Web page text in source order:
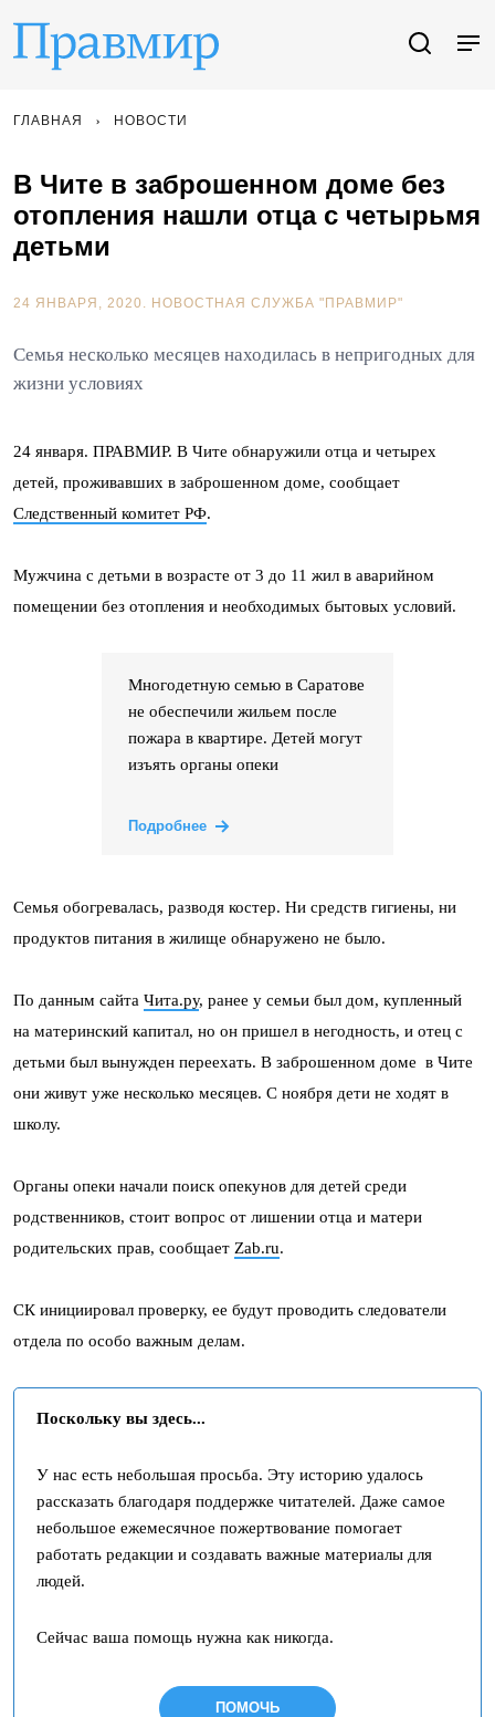
ГЛАВНАЯ НОВОСТИ
В Чите в заброшенном доме без
отопления нашли отца с четырьмя
детьми
24 ЯНВАРЯ, 2020. НОВОСТНАЯ СЛУЖБА "ПРАВМИР"
Семья несколько месяцев находилась в непригодных для
жизни условиях
24 января. ПРАВМИР. В Чите обнаружили отца и четырех
детей, проживавших в заброшенном доме, сообщает
Следственный комитет РФ.
Мужчина с детьми в возрасте от 3 до 11 жил в аварийном
помещении без отопления и необходимых бытовых условий.
Многодетную семью в Саратове
не обеспечили жильем после
пожара в квартире. Детей могут
изъять органы опеки
Подробнее
Семья обогревалась, разводя костер. Ни средств гигиены, ни
продуктов питания в жилище обнаружено не было.
По данным сайта Чита.ру, ранее у семьи был дом, купленный
на материнский капитал, но он пришел в негодность, и отец с
детьми был вынужден переехать. В заброшенном доме в Чите
они живут уже несколько месяцев. С ноября дети не ходят в
школу.
Органы опеки начали поиск опекунов для детей среди
родственников, стоит вопрос от лишении отца и матери
родительских прав, сообщает Zab.ru.
СК инициировал проверку, ее будут проводить следователи
отдела по особо важным делам.
Поскольку вы здесь...
У нас есть небольшая просьба. Эту историю удалось
рассказать благодаря поддержке читателей. Даже самое
небольшое ежемесячное пожертвование помогает
работать редакции и создавать важные материалы для
людей.
Сейчас ваша помощь нужна как никогда.
ПОМОЧЬ